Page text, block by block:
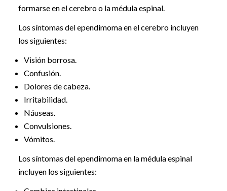
formarse en el cerebro o la médula espinal.
Los síntomas del ependimoma en el cerebro incluyen
los siguientes:
Visión borrosa.
Confusión.
Dolores de cabeza.
Irritabilidad.
Náuseas.
Convulsiones.
Vómitos.
Los síntomas del ependimoma en la médula espinal
incluyen los siguientes: